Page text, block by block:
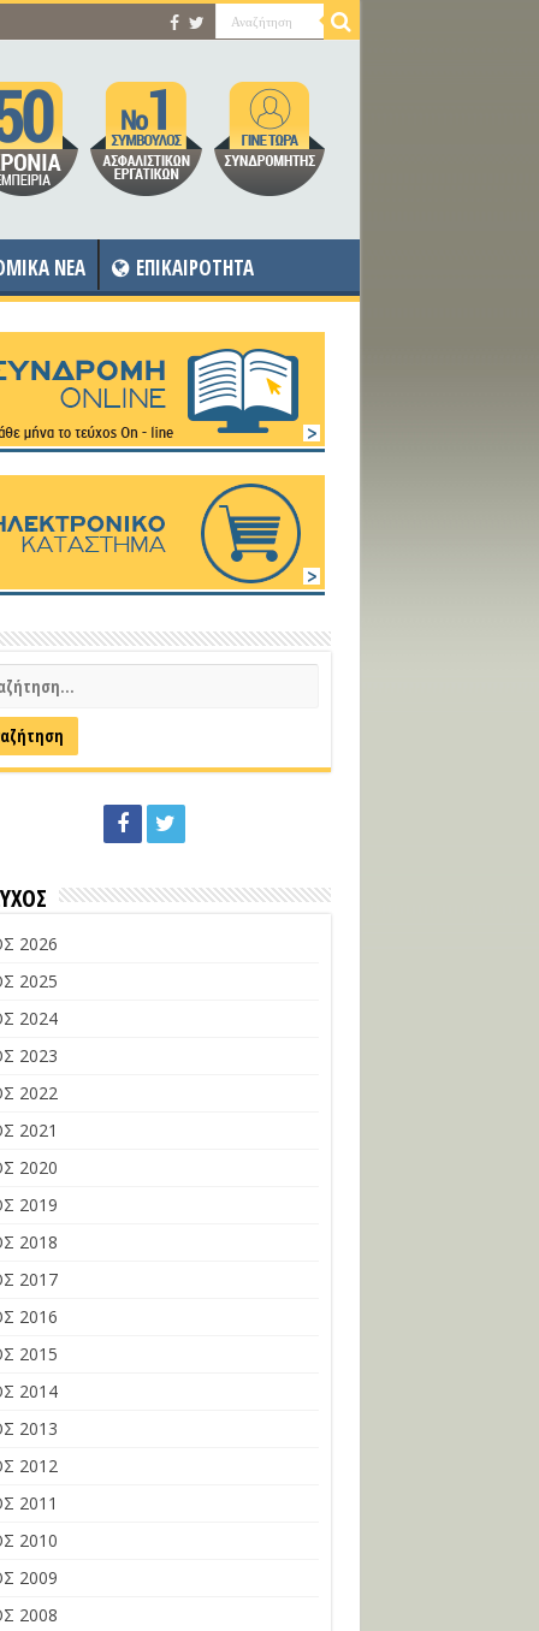
NEA ΕΠΙΚΑΙΡΟΤΗΤΑ
2026
2025
2024
2023
2022
2021
2020
2019
2018
2017
2016
2015
2014
2013
2012
2011
2010
2009
2008